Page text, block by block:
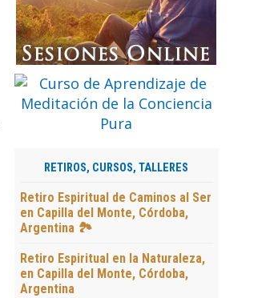
RETIROS, CURSOS, TALLERES
Retiro Espiritual de Caminos al Ser
en Capilla del Monte, Córdoba,
Argentina 🏞️
Retiro Espiritual en la Naturaleza,
en Capilla del Monte, Córdoba,
Argentina